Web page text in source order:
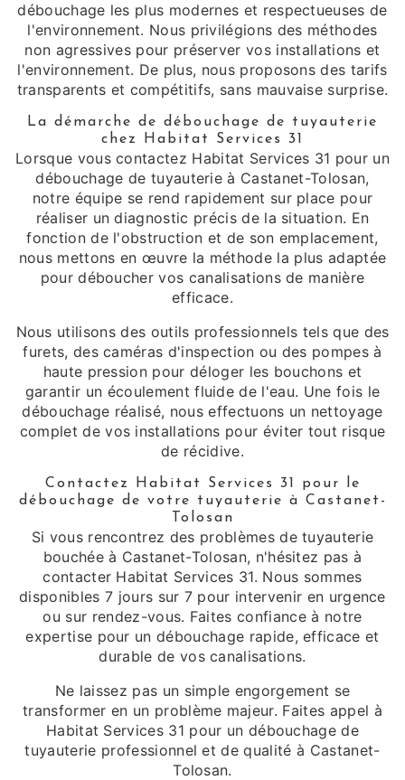
débouchage les plus modernes et respectueuses de
l'environnement. Nous privilégions des méthodes
non agressives pour préserver vos installations et
l'environnement. De plus, nous proposons des tarifs
transparents et compétitifs, sans mauvaise surprise.
La démarche de débouchage de tuyauterie
chez Habitat Services 31
Lorsque vous contactez Habitat Services 31 pour un
débouchage de tuyauterie à Castanet-Tolosan,
notre équipe se rend rapidement sur place pour
réaliser un diagnostic précis de la situation. En
fonction de l'obstruction et de son emplacement,
nous mettons en œuvre la méthode la plus adaptée
pour déboucher vos canalisations de manière
efficace.
Nous utilisons des outils professionnels tels que des
furets, des caméras d'inspection ou des pompes à
haute pression pour déloger les bouchons et
garantir un écoulement fluide de l'eau. Une fois le
débouchage réalisé, nous effectuons un nettoyage
complet de vos installations pour éviter tout risque
de récidive.
Contactez Habitat Services 31 pour le
débouchage de votre tuyauterie à Castanet-
Tolosan
Si vous rencontrez des problèmes de tuyauterie
bouchée à Castanet-Tolosan, n'hésitez pas à
contacter Habitat Services 31. Nous sommes
disponibles 7 jours sur 7 pour intervenir en urgence
ou sur rendez-vous. Faites confiance à notre
expertise pour un débouchage rapide, efficace et
durable de vos canalisations.
Ne laissez pas un simple engorgement se
transformer en un problème majeur. Faites appel à
Habitat Services 31 pour un débouchage de
tuyauterie professionnel et de qualité à Castanet-
Tolosan.